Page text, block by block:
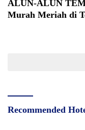
ALUN-ALUN
Murah Meriah di
Recommended